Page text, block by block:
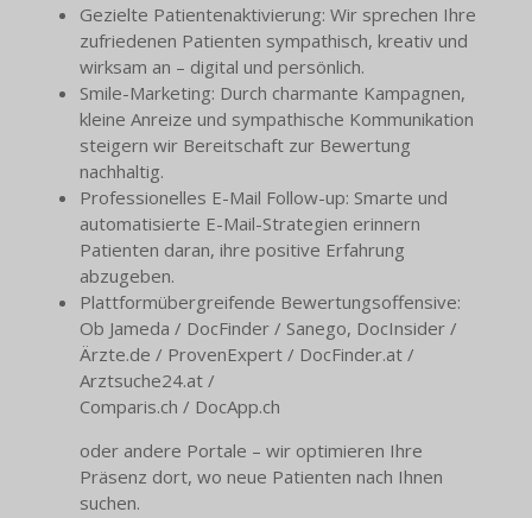
Gezielte Patientenaktivierung: Wir sprechen Ihre
zufriedenen Patienten sympathisch, kreativ und
wirksam an – digital und persönlich.
Smile-Marketing: Durch charmante Kampagnen,
kleine Anreize und sympathische Kommunikation
steigern wir Bereitschaft zur Bewertung
nachhaltig.
Professionelles E-Mail Follow-up: Smarte und
automatisierte E-Mail-Strategien erinnern
Patienten daran, ihre positive Erfahrung
abzugeben.
Plattformübergreifende Bewertungsoffensive:
Ob Jameda / DocFinder / Sanego, DocInsider /
Ärzte.de / ProvenExpert / DocFinder.at /
Arztsuche24.at /
Comparis.ch / DocApp.ch
oder andere Portale – wir optimieren Ihre
Präsenz dort, wo neue Patienten nach Ihnen
suchen.